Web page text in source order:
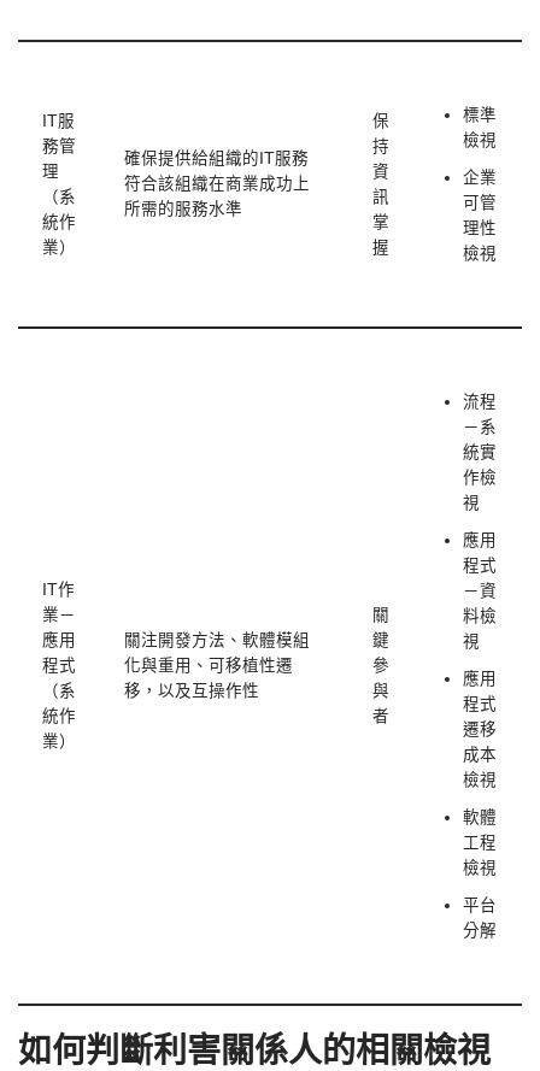
IT服
務管
理
（系
統作
業）
確保提供給組織的IT服務
符合該組織在商業成功上
所需的服務水準
保
持
資
訊
掌
握
標準
檢視
企業
可管
理性
檢視
IT作
業－
應用
程式
（系
統作
業）
關注開發方法、軟體模組
化與重用、可移植性遷
移，以及互操作性
關
鍵
參
與
者
流程
－系
統實
作檢
視
應用
程式
－資
料檢
視
應用
程式
遷移
成本
檢視
軟體
工程
檢視
平台
分解
如何判斷利害關係人的相關檢視